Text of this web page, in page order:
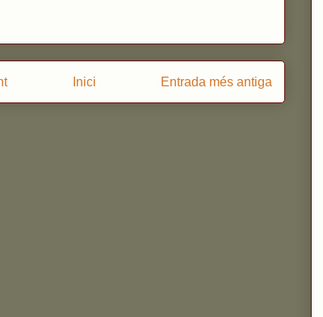
Entrada més antiga
Inici